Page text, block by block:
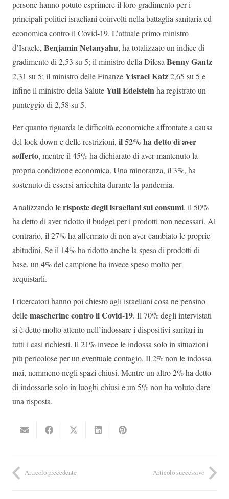
persone hanno potuto esprimere il loro gradimento per i
principali politici israeliani coinvolti nella battaglia sanitaria ed
economica contro il Covid-19. L’attuale primo ministro
d’Israele, Benjamin Netanyahu, ha totalizzato un indice di
gradimento di 2,53 su 5; il ministro della DifesaBenny Gantz
2,31 su 5; il ministro delle FinanzeYisrael Katz2,65 su 5 e
infine il ministro della SaluteYuli Edelsteinha registrato un
punteggio di 2,58 su 5.
Per quanto riguarda le difficoltà economiche affrontate a causa
del lock-down e delle restrizioni, il 52% ha detto di aver
sofferto, mentre il 45% ha dichiarato di aver mantenuto la
propria condizione economica. Una minoranza, il 3%, ha
sostenuto di essersi arricchita durante la pandemia.
Analizzandole risposte degli israeliani sui consumi, il 50%
ha detto di aver ridotto il budget per i prodotti non necessari. Al
contrario, il 27% ha affermato di non aver cambiato le proprie
abitudini. Se il 14% ha ridotto anche la spesa di prodotti di
base, un 4% del campione ha invece speso molto per
acquistarli.
I ricercatori hanno poi chiesto agli israeliani cosa ne pensino
dellemascherine contro il Covid-19. Il 70% degli intervistati
si è detto molto attento nell’indossare i dispositivi sanitari in
tutti i casi richiesti. Il 21% invece le indossa solo in situazioni
più pericolose per un eventuale contagio. Il 2% non le indossa
mai, nemmeno negli spazi chiusi. Mentre un altro 2% ha detto
di indossarle solo in luoghi chiusi e un 5% non ha voluto dare
una risposta.
Articolo precedente Articolo successivo